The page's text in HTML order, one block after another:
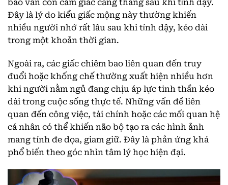
bao vẫn còn cảm giác căng thẳng sau khi tỉnh dậy.
Đây là lý do kiểu giấc mộng này thường khiến
nhiều người nhớ rất lâu sau khi tỉnh dậy, kéo dài
trong một khoản thời gian.
Ngoài ra, các giấc chiêm bao liên quan đến truy
đuổi hoặc khống chế thường xuất hiện nhiều hơn
khi người nằm ngủ đang chịu áp lực tinh thần kéo
dài trong cuộc sống thực tế. Những vấn đề liên
quan đến công việc, tài chính hoặc các mối quan hệ
cá nhân có thể khiến não bộ tạo ra các hình ảnh
mang tính đe dọa, giam giữ. Đây là phản ứng khá
phổ biến theo góc nhìn tâm lý học hiện đại.